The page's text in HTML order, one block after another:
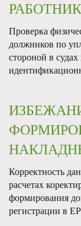
Проверка
должников по
стороной в судах
Корректность
расчетах
формирования
регистрации в